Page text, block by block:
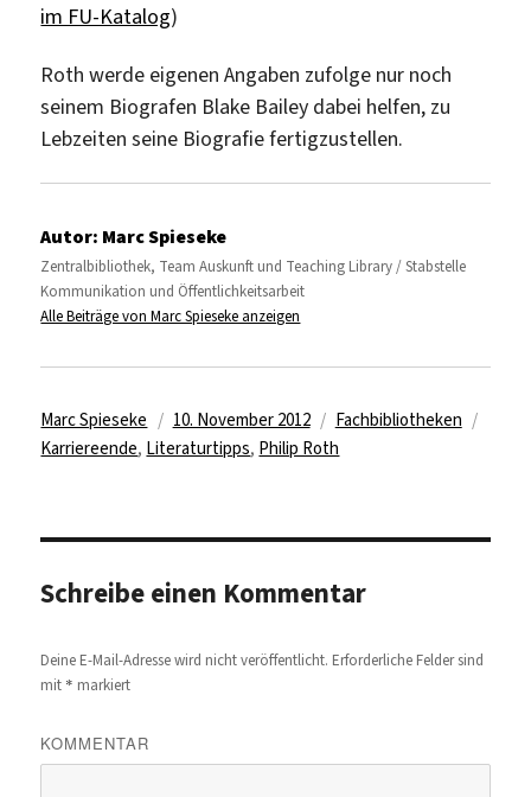
im FU-Katalog)
Roth werde eigenen Angaben zufolge nur noch
seinem Biografen Blake Bailey dabei helfen, zu
Lebzeiten seine Biografie fertigzustellen.
Autor: Marc Spieseke
Zentralbibliothek, Team Auskunft und Teaching Library / Stabstelle
Kommunikation und Öffentlichkeitsarbeit
Alle Beiträge von Marc Spieseke anzeigen
Autor
Marc Spieseke
Veröffentlicht
am
10. November 2012 Kategorien
Fachbibliotheken
Karriereende, Literaturtipps, Philip Roth
Schreibe einen Kommentar
Deine E-Mail-Adresse wird nicht veröffentlicht. Erforderliche Felder sind
mit * markiert
KOMMENTAR